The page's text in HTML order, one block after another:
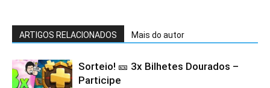
ARTIGOS RELACIONADOS Mais do autor
Sorteio! 🎫 3x Bilhetes Dourados –
Participe